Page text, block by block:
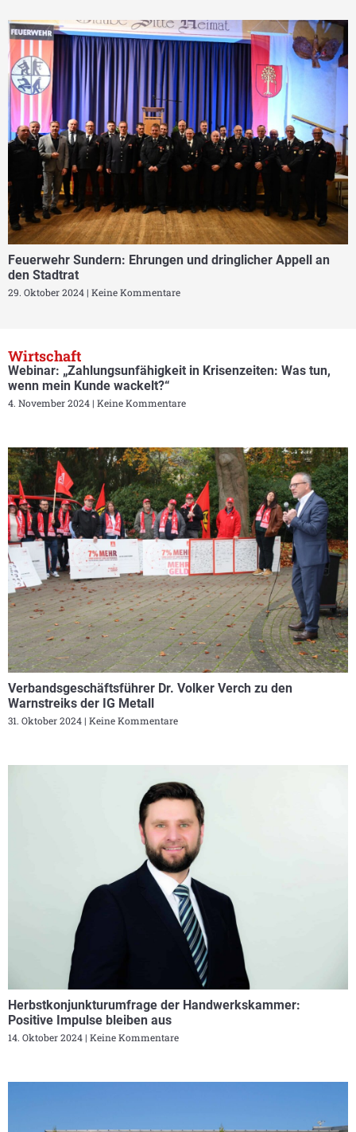
Feuerwehr Sundern: Ehrungen und dringlicher Appell an
den Stadtrat
29. Oktober 2024 Keine Kommentare
Wirtschaft
Webinar: „Zahlungsunfähigkeit in Krisenzeiten: Was tun,
wenn mein Kunde wackelt?“
4. November 2024 Keine Kommentare
Verbandsgeschäftsführer Dr. Volker Verch zu den
Warnstreiks der IG Metall
31. Oktober 2024 Keine Kommentare
Herbstkonjunkturumfrage der Handwerkskammer:
Positive Impulse bleiben aus
14. Oktober 2024 Keine Kommentare